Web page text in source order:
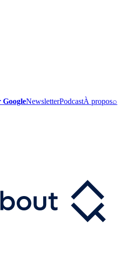
GoogleNewsletterPodcastÀ propos⌕